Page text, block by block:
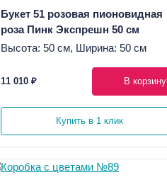
Букет 51 розовая пионовидная
роза Пинк Экспрешн 50 см
Высота: 50 см, Ширина: 50 см
11 010 ₽ В корзину
Купить в 1 клик